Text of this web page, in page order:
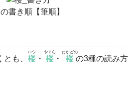
書き順【筆順】
も、 楼
ロウ
・ 楼
やぐら
・ 楼
たかどの
の3種の読み方